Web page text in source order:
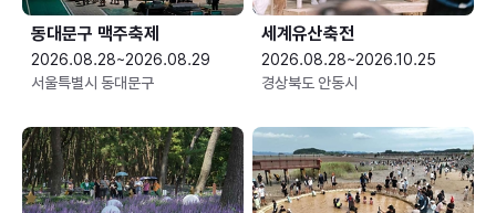
동대문구 맥주축제
2026.08.28~2026.08.29
서울특별시 동대문구
세계유산축전
2026.08.28~2026.10.25
경상북도 안동시